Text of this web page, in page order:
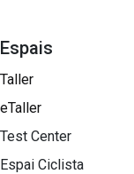
Espais
Taller
eTaller
Test Center
Espai Ciclista